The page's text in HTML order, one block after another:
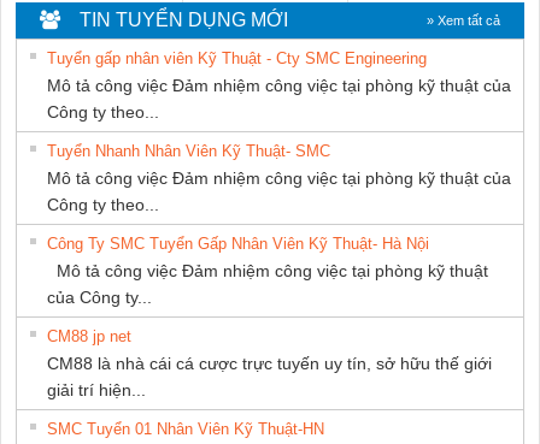
KTECH VIỆT
NAM
THIÊN ÂN VIỆT
NAM
DỊCH VỤ XNK
PHƯƠNG NAM
TIN TUYỂN DỤNG MỚI » Xem tất cả
Tuyển gấp nhân viên Kỹ Thuật - Cty SMC Engineering
Mô tả công việc Đảm nhiệm công việc tại phòng kỹ thuật của
Công ty theo...
Tuyển Nhanh Nhân Viên Kỹ Thuật- SMC
Mô tả công việc Đảm nhiệm công việc tại phòng kỹ thuật của
Công ty theo...
Công Ty SMC Tuyển Gấp Nhân Viên Kỹ Thuật- Hà Nội
Mô tả công việc Đảm nhiệm công việc tại phòng kỹ thuật
của Công ty...
CM88 jp net
CM88 là nhà cái cá cược trực tuyến uy tín, sở hữu thế giới
giải trí hiện...
SMC Tuyển 01 Nhân Viên Kỹ Thuật-HN